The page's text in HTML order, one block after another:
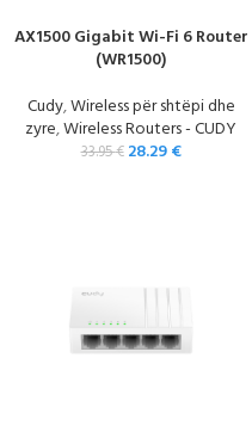
AX1500 Gigabit Wi-Fi 6 Router
(WR1500)
Cudy,Wireless për shtëpi dhe
zyre,Wireless Routers - CUDY
33.95€ 28.29€